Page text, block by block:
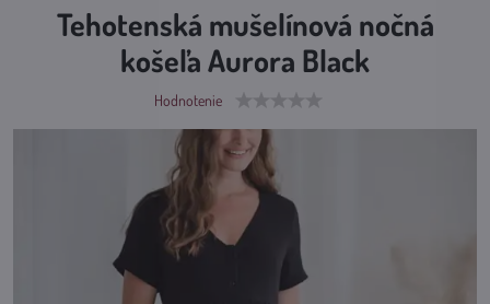
Tehotenská mušelínová nočná
košeľa Aurora Black
Hodnotenie